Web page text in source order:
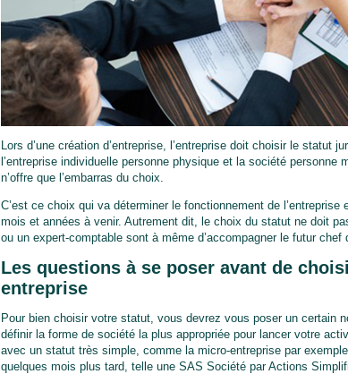
Lors d’une création d’entreprise, l’entreprise doit choisir le statut
l’entreprise individuelle personne physique et la société personne
n’offre que l’embarras du choix.
C’est ce choix qui va déterminer le fonctionnement de
mois et années à venir. Autrement dit, le choix du statut ne doit
ou un expert-comptable sont à même d’accompagner le futur chef
Les questions à se poser avant de
entreprise
Pour bien choisir votre statut, vous devrez vous poser un certain
définir la forme de société la plus appropriée pour lancer votre
avec un statut très simple, comme la micro-entreprise par
quelques mois plus tard, telle une SAS Société par Actions